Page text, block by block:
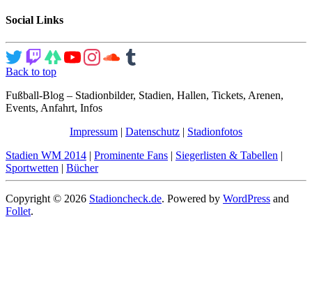
Social Links
Back to top
Fußball-Blog – Stadionbilder, Stadien, Hallen, Tickets, Arenen,
Events, Anfahrt, Infos
Impressum | Datenschutz | Stadionfotos
Stadien WM 2014 | Prominente Fans | Siegerlisten & Tabellen |
Sportwetten | Bücher
Copyright © 2026 Stadioncheck.de. Powered by WordPress and
Follet.